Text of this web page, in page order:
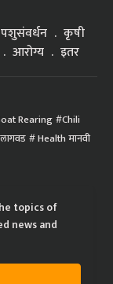
पशुसंवर्धन
कृषी
आरोग्य इतर
Rearing Chili
Health मानवी
topics of
news and